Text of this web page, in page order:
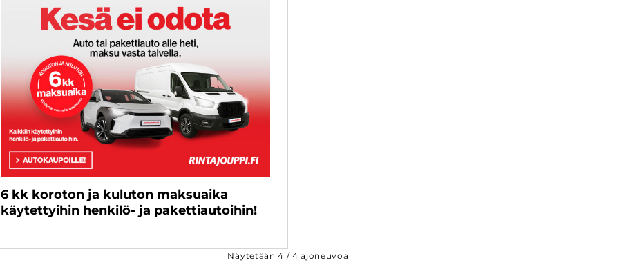
6 kk koroton ja kuluton maksuaika
käytettyihin henkilö- ja pakettiautoihin!
Näytetään4 /4 ajoneuvoa